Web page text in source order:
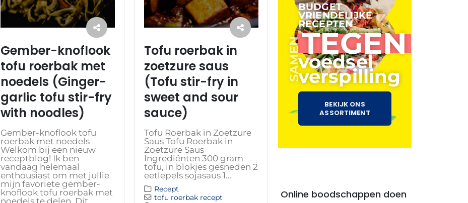
Gember-knoflook
tofu roerbak met
noedels (Ginger-
garlic tofu stir-fry
with noodles)
Gember-knoflook tofu
roerbak met noedels
Welkom bij een nieuw
receptblog! Ik ben
vandaag helemaal
enthousiast om met jullie
mijn favoriete gember-
knoflook tofu roerbak met
noedels te delen. Dit
Tofu roerbak in
zoetzure saus
(Tofu stir-fry in
sweet and sour
sauce)
Tofu Roerbak in Zoetzure
Saus Tofu Roerbak in
Zoetzure Saus
Ingrediënten 300 gram
tofu, in blokjes gesneden 2
eetlepels sojasaus 1...
Recept
tofu roerbak recept
BUDGET
VRIENDELIJKE
RECEPTEN
SAMENTEGEN
voedsel
verspilling
BEKIJK ONS
ASSORTIMENT
Online boodschappen doen